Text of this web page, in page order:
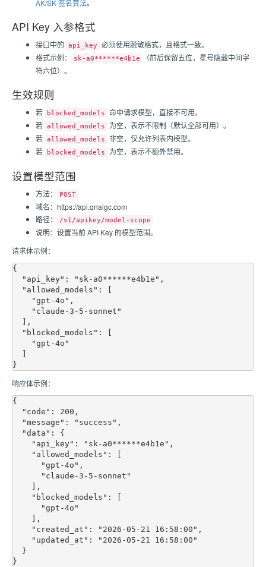
AK/SK 签名算法。
API Key 入参格式
接口中的 api_key
必须使用脱敏格式，且格式一致。
格式示例：
sk-a0******e4b1e
（前后保留五位，星号隐藏中间字
符六位）。
生效规则
若 blocked_models
命中请求模型，直接不可用。
若 allowed_models
为空，表示不限制（默认全部可用）。
若 allowed_models
非空，仅允许列表内模型。
若
blocked_models 为空，表示不额外禁用。
设置模型范围
方法： POST
域名：https://api.qnaigc.com
路径：
/v1/apikey/model-scope
说明：设置当前 API Key 的模型范围。
请求体示例：
{
响应体示例：
{